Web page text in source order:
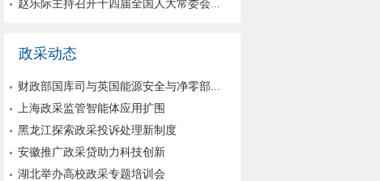
赵乐际主持召开十四届全国人大常委会...
政采动态
财政部国库司与英国能源安全与净零部...
上海政采监管智能体应用扩围
黑龙江探索政采投诉处理新制度
安徽推广政采贷助力科技创新
湖北举办高校政采专题培训会